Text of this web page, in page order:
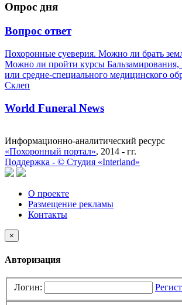
Опрос дня
Вопрос ответ
Похоронные суеверия. Можно ли брать
Можно ли пройти курсы Бальзамирования,
или средне-специального медицинского
Склеп
World Funeral News
Информационно-аналитический ресурс
«Похоронный портал», 2014 - гг.
Поддержка - © Cтудия «Interland»
О проекте
Размещение рекламы
Контакты
×
Авторизация
Логин: